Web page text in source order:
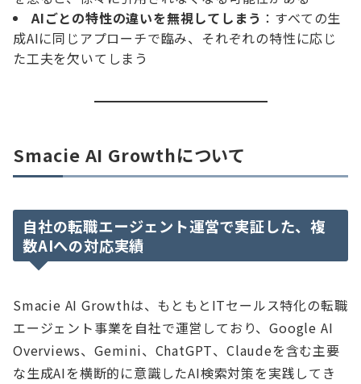
AIごとの特性の違いを無視してしまう ：すべての生
成AIに同じアプローチで臨み、それぞれの特性に応じ
た工夫を欠いてしまう
Smacie AI Growthについて
自社の転職エージェント運営で実証した、複
数AIへの対応実績
Smacie AI Growthは、もともとITセールス特化の転職
エージェント事業を自社で運営しており、Google AI
Overviews、Gemini、ChatGPT、Claudeを含む主要
な生成AIを横断的に意識したAI検索対策を実践してき